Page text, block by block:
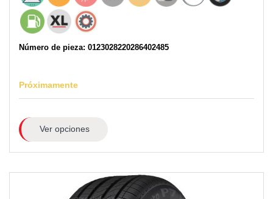
Número de pieza: 0123028220286402485
Próximamente
Ver opciones